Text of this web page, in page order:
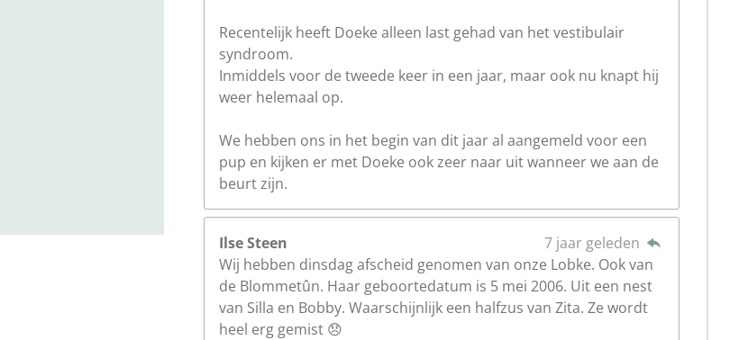
Recentelijk heeft Doeke alleen last gehad van het vestibulair
syndroom.
Inmiddels voor de tweede keer in een jaar, maar ook nu knapt hij
weer helemaal op.
We hebben ons in het begin van dit jaar al aangemeld voor een
pup en kijken er met Doeke ook zeer naar uit wanneer we aan de
beurt zijn.
Ilse Steen
7 jaar geleden
Wij hebben dinsdag afscheid genomen van onze Lobke. Ook van
de Blommetûn. Haar geboortedatum is 5 mei 2006. Uit een nest
van Silla en Bobby. Waarschijnlijk een halfzus van Zita. Ze wordt
heel erg gemist 😞